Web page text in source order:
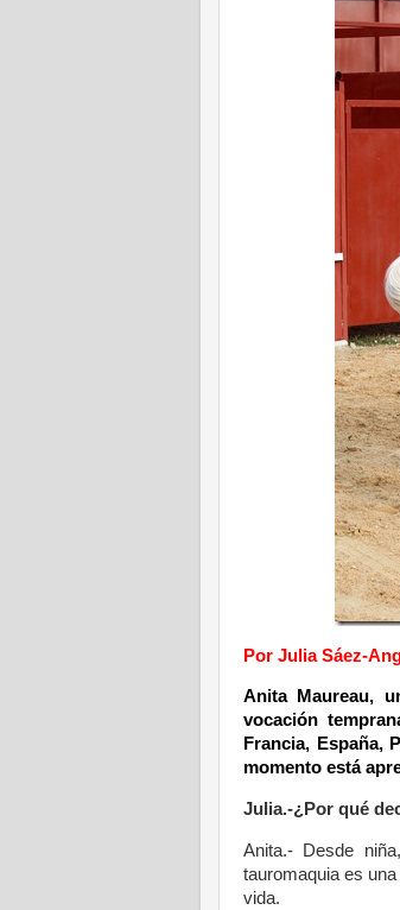
Por Julia Sáez-
Anita Maureau,
vocación
Francia, España,
momento está
Julia.-¿Por qué
Anita.- Desde
tauromaquia es
vida.